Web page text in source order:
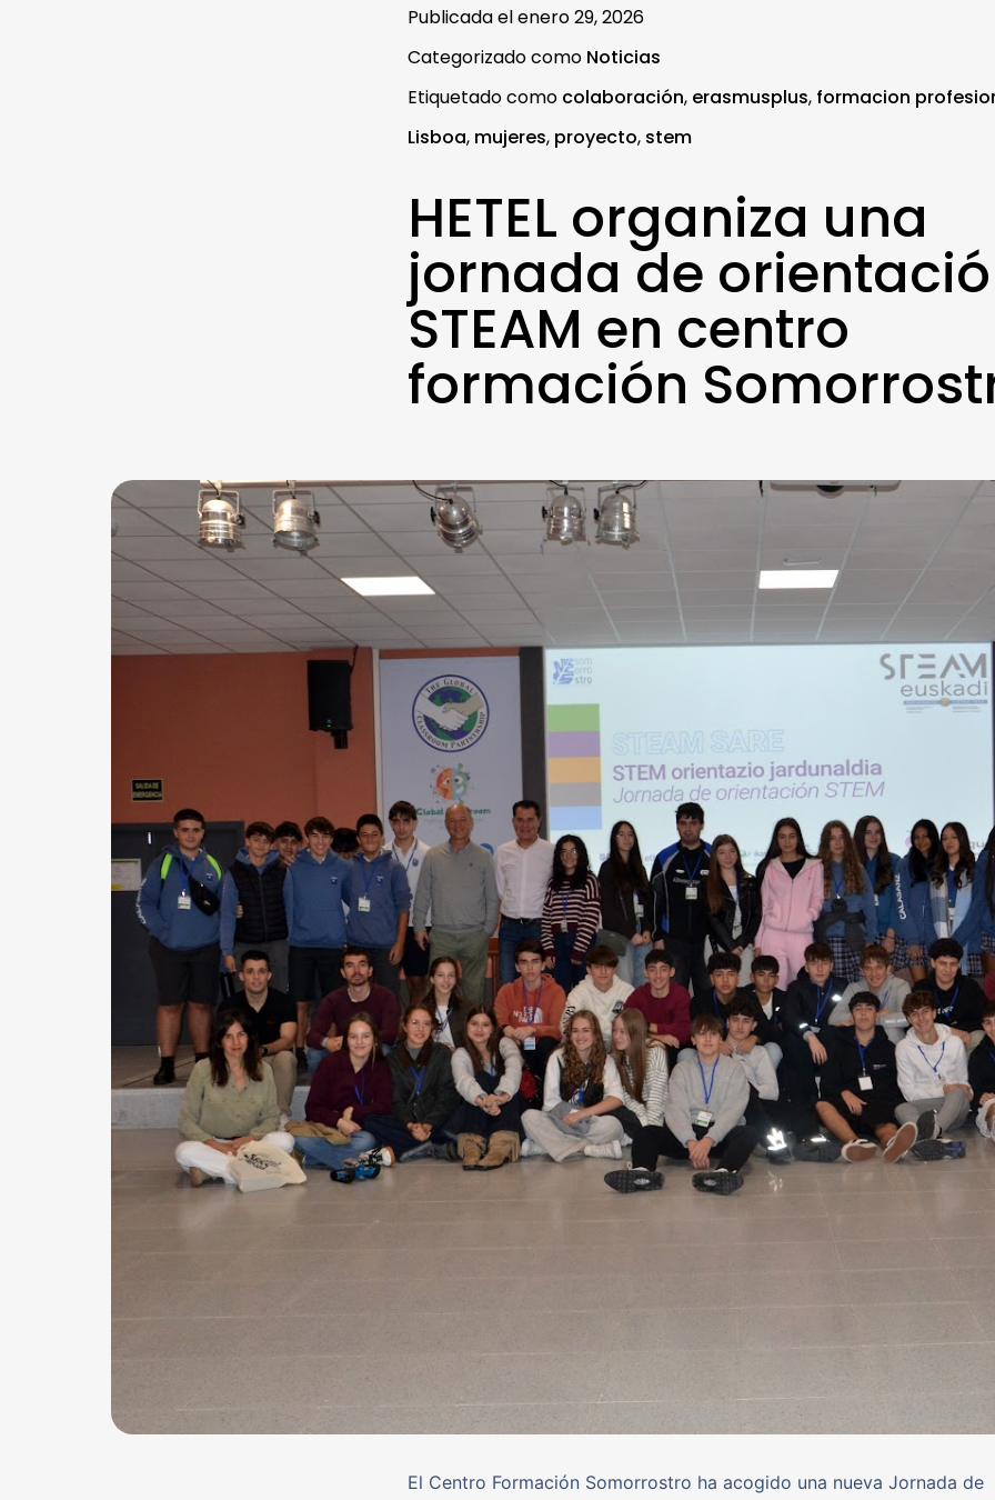
Publicada elenero 29, 2026
Categorizado como Noticias
Etiquetado como colaboración, erasmusplus, formacion
Lisboa, mujeres, proyecto, stem
HETEL organiza una
jornada de
STEAM en centro
formación
El Centro Formación Somorrostro ha acogido una nueva Jornada de